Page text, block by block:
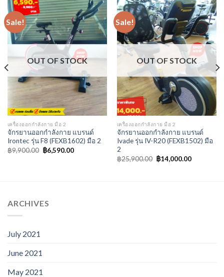
Sale!
OUT OF STOCK
เครื่องออกกำลังกาย มือ 2
จักรยานออกกำลังกาย แบรนด์
Irontec รุ่น F8 (FEXB1602) มือ 2
฿9,900.00 ฿6,590.00
Sale!
OUT OF STOCK
เครื่องออกกำลังกาย มือ 2
จักรยานออกกำลังกาย แบรนด์
Ivade รุ่น IV-R20 (FEXB1502) มือ
2
฿25,900.00 ฿14,000.00
ARCHIVES
July 2021
June 2021
May 2021